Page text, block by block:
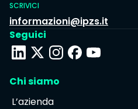
SCRIVICI
informazioni@ipzs.it
Seguici
Chi siamo
L’azienda